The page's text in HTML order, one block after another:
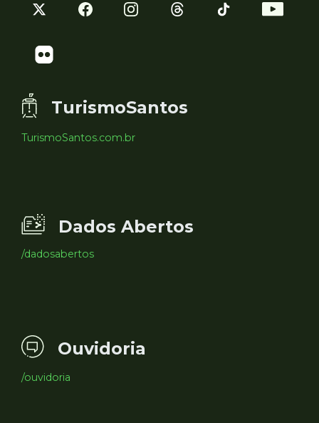
TurismoSantos
TurismoSantos.com.br
Dados Abertos
/dadosabertos
Ouvidoria
/ouvidoria